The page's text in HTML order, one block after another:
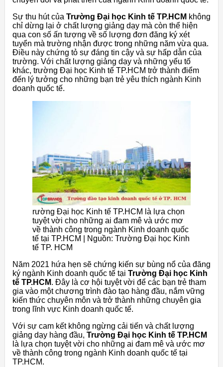
Sự thu hút của Trường Đại học Kinh tế TP.HCM không
chỉ dừng lại ở chất lượng giảng dạy mà còn thể hiện
qua con số ấn tượng về số lượng đơn đăng ký xét
tuyển mà trường nhận được trong những năm vừa qua.
Điều này chứng tỏ sự đáng tin cậy và sự hấp dẫn của
trường. Với chất lượng giảng dạy và những yếu tố
khác, trường Đại học Kinh tế TP.HCM trở thành điểm
đến lý tưởng cho những bạn trẻ yêu thích ngành Kinh
doanh quốc tế.
rường Đại học Kinh tế TP.HCM là lựa chọn
tuyệt vời cho những ai đam mê và ước mơ
về thành công trong ngành Kinh doanh quốc
tế tại TP.HCM | Nguồn: Trường Đại học Kinh
tế TP. HCM
Năm 2021 hứa hẹn sẽ chứng kiến sự bùng nổ của đăng
ký ngành Kinh doanh quốc tế tại Trường Đại học Kinh
tế TP.HCM. Đây là cơ hội tuyệt vời để các bạn trẻ tham
gia vào một chương trình đào tạo hàng đầu, nắm vững
kiến thức chuyên môn và trở thành những chuyên gia
trong lĩnh vực Kinh doanh quốc tế.
Với sự cam kết không ngừng cải tiến và chất lượng
giảng dạy hàng đầu, Trường Đại học Kinh tế TP.HCM
là lựa chọn tuyệt vời cho những ai đam mê và ước mơ
về thành công trong ngành Kinh doanh quốc tế tại
TP.HCM.